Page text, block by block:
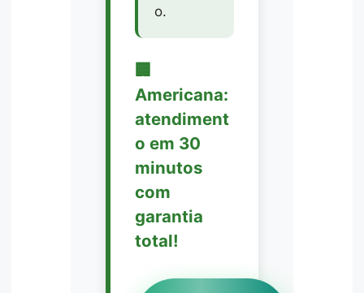
o.
🏢
Americana:
atendiment
o em 30
minutos
com
garantia
total!